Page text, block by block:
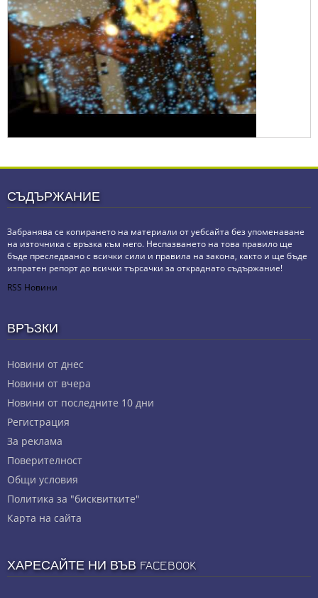
СЪДЪРЖАНИЕ
Забранява се копирането на материали от уебсайта без упоменаване
на източника с връзка към него. Неспазването на това правило ще
бъде преследвано с всички сили и правила на закона, както и ще бъде
изпратен репорт до всички търсачки за откраднато съдържание!
RSS Новини
ВРЪЗКИ
Новини от днес
Новини от вчера
Новини от последните 10 дни
Регистрация
За реклама
Πoвepитeлнocт
Общи условия
Политика за "бисквитките"
Карта на сайта
ХАРЕСАЙТЕ НИ ВЪВ FACEBOOK